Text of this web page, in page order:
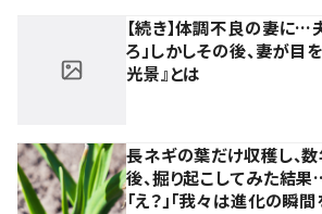
【続き】体調不良の妻に…
ろ」しかしその後、妻が目
光景』とは
長ネギの葉だけ収穫し、
後、掘り起こしてみた結
「え？」「我々は進化の瞬